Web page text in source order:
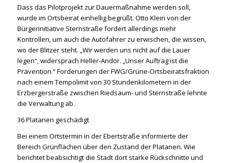
Dass das Pilotprojekt zur Dauermaßnahme werden soll,
wurde im Ortsbeirat einhellig begrüßt. Otto Klein von der
Bürgerinitiative Sternstraße fordert allerdings mehr
Kontrollen, um auch die Autofahrer zu erwischen, die wissen,
wo der Blitzer steht. „Wir werden uns nicht auf die Lauer
legen“, widersprach Heller-Andor. „Unser Auftrag ist die
Prävention.“ Forderungen der FWG/Grüne-Ortsbeiratsfraktion
nach einem Tempolimit von 30 Stundenkilometern in der
Erzbergerstraße zwischen Riedsaum- und Sternstraße lehnte
die Verwaltung ab.
36 Platanen geschädigt
Bei einem Ortstermin in der Ebertstraße informierte der
Bereich Grünflächen über den Zustand der Platanen. Wie
berichtet beabsichtigt die Stadt dort starke Rückschnitte und